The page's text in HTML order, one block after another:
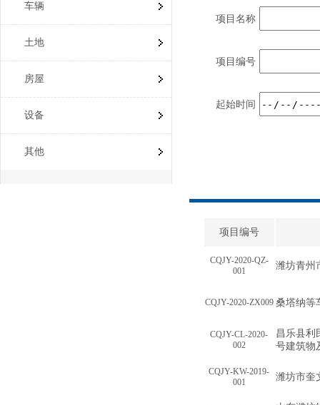
车辆
土地
房屋
设备
其他
项目名称
项目编号
起始时间
项目编号
CQJY-2020-QZ-
001
潍坊青州
CQJY-2020-ZX009 桑塔纳等
CQJY-CL-2020-
002
昌乐县利
号建筑物
CQJY-KW-2019-
001
潍坊市奎